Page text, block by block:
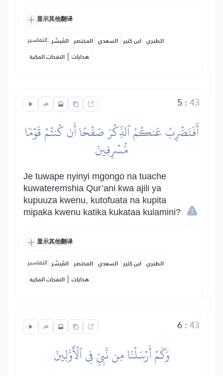
显示其他翻译
التفاسير: المُيسَّر المختصر السعدي ابن كثير الطبري
النفحات المكية | هدايات
5 :43
أَفَنَضۡرِبُ عَنكُمُ ٱلذِّكۡرَ صَفۡحًا أَن كُنتُمۡ قَوۡمٗا
مُّسۡرِفِينَ
Je tuwape nyinyi mgongo na tuache
kuwateremshia Qur’ani kwa ajili ya
kupuuza kwenu, kutofuata na kupita
mipaka kwenu katika kukataa kuiamini?
显示其他翻译
التفاسير: المُيسَّر المختصر السعدي ابن كثير الطبري
النفحات المكية | هدايات
6:43
وَكَمۡ أَرۡسَلۡنَا مِن نَّبِيّٖ فِي ٱلۡأَوَّلِينَ